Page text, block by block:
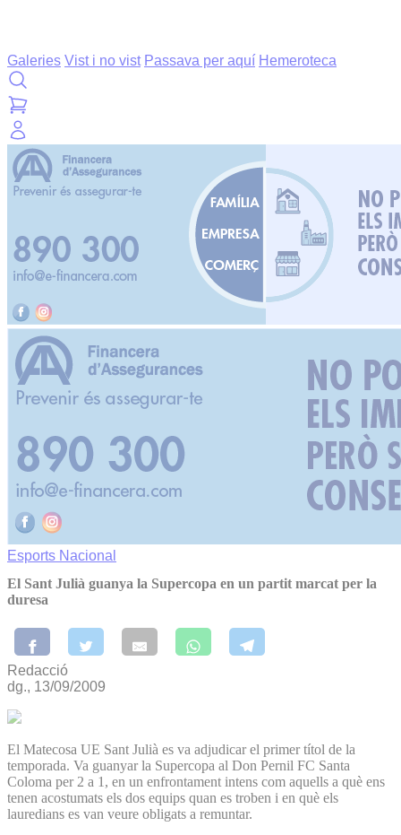
Galeries Vist i no vist Passava per aquí Hemeroteca
Esports Nacional
El Sant Julià guanya la Supercopa en un partit marcat per la
duresa
Redacció
dg., 13/09/2009
El Matecosa UE Sant Julià es va adjudicar el primer títol de la
temporada. Va guanyar la Supercopa al Don Pernil FC Santa
Coloma per 2 a 1, en un enfrontament intens com aquells a què ens
tenen acostumats els dos equips quan es troben i en què els
lauredians es van veure obligats a remuntar.